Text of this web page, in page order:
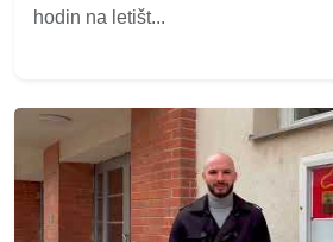
hodin na letišt...